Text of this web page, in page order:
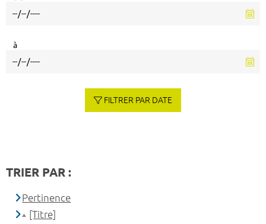
à
FILTRER PAR DATE
TRIER PAR :
Pertinence
[Titre]